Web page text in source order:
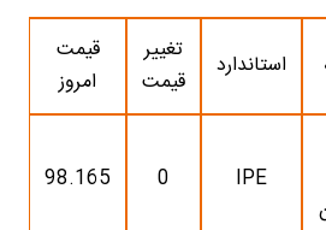
استاندارد
تغییر
قیمت
قیمت
امروز
IPE
0
98.165